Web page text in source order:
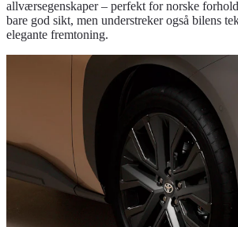
allværsegenskaper – perfekt for norske
bare god sikt, men understreker også bilens
elegante fremtoning.